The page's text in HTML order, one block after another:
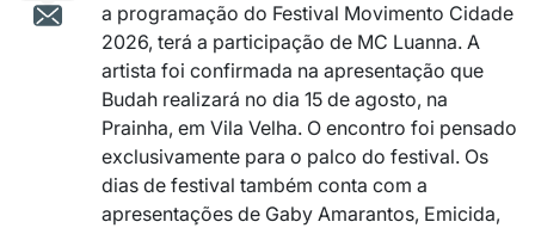
a programação do Festival Movimento Cidade
2026, terá a participação de MC Luanna. A
artista foi confirmada na apresentação que
Budah realizará no dia 15 de agosto, na
Prainha, em Vila Velha. O encontro foi pensado
exclusivamente para o palco do festival. Os
dias de festival também conta com a
apresentações de Gaby Amarantos, Emicida,